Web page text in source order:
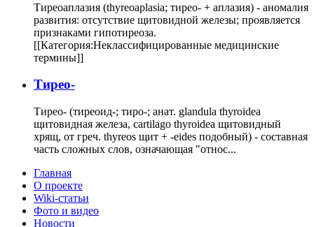
Тиреоаплазия (thyreoaplasia; тирео- + аплазия) - аномалия
развития: отсутствие щитовидной железы; проявляется
признаками гипотиреоза.
[[Категория:Неклассифицированные медицинские
термины]]
Тирео-
Тирео- (тиреоид-; тиро-; анат. glandula thyroidea
щитовидная железа, cartilago thyroidea щитовидный
хрящ, от греч. thyreos щит + -eides подобный) - составная
часть сложных слов, означающая "относ...
Главная
О проекте
Wiki-статьи
Фото и видео
Новости